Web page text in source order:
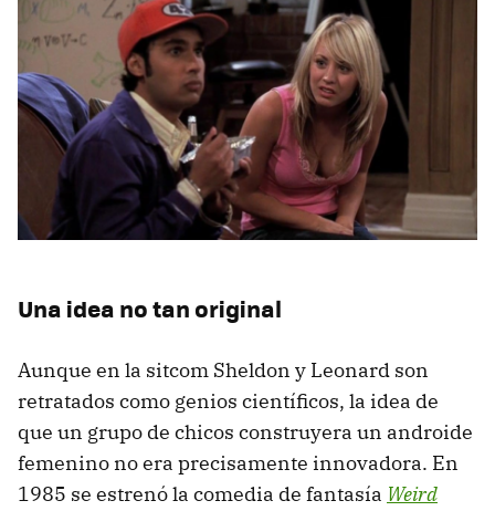
Una idea no tan original
Aunque en la sitcom Sheldon y Leonard son
retratados como genios científicos, la idea de
que un grupo de chicos construyera un androide
femenino no era precisamente innovadora. En
1985 se estrenó la comedia de fantasía Weird